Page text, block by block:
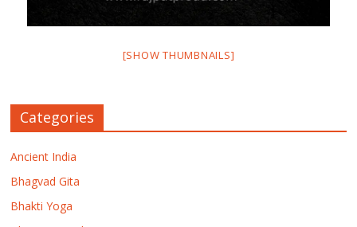
[SHOW THUMBNAILS]
Categories
Ancient India
Bhagvad Gita
Bhakti Yoga